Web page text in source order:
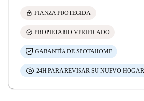
lock FIANZA PROTEGIDA
check_circle PROPIETARIO VERIFICADO
GARANTÍA DE SPOTAHOME
24H PARA REVISAR SU NUEVO HOGAR